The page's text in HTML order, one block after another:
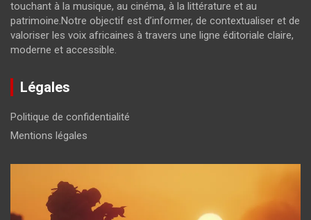
touchant à la musique, au cinéma, à la littérature et au
patrimoine.Notre objectif est d’informer, de contextualiser et de
valoriser les voix africaines à travers une ligne éditoriale claire,
moderne et accessible.
Légales
Politique de confidentialité
Mentions légales